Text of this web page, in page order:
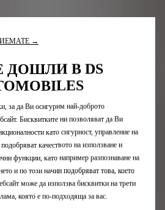
→
ДОШЛИ В DS
за да Ви осигурим най-доброто
Бисквитките ни позволяват да Ви
като сигурност, управление на
качеството на използване и
функции, като например разпознаване на
и по този начин подобряват това, което
може да използва бисквитки на трети
която е по-подходяща за вас.